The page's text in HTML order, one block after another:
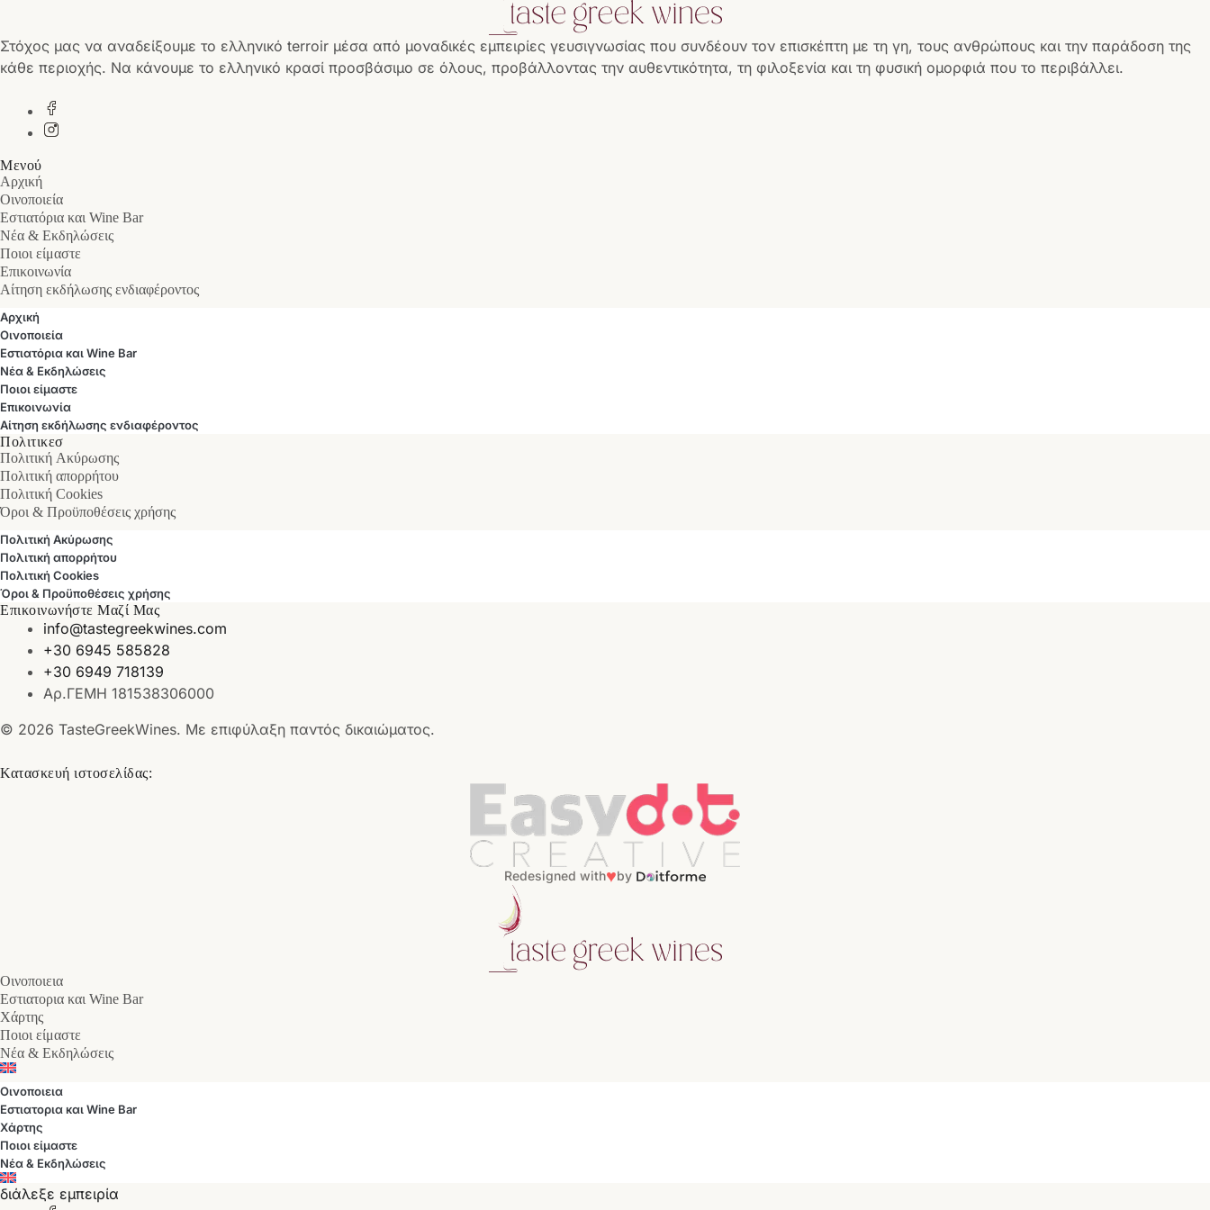
Στόχος μας να αναδείξουμε το ελληνικό terroir μέσα από μοναδικές εμπειρίες γευσιγνωσίας που συνδέουν τον επισκέπτη με τη γη, τους ανθρώπους και την παράδοση της
κάθε περιοχής. Να κάνουμε το ελληνικό κρασί προσβάσιμο σε όλους, προβάλλοντας την αυθεντικότητα, τη φιλοξενία και τη φυσική ομορφιά που το περιβάλλει.
Μενού
Αρχική
Οινοποιεία
Εστιατόρια και Wine Bar
Νέα & Εκδηλώσεις
Ποιοι είμαστε
Επικοινωνία
Αίτηση εκδήλωσης ενδιαφέροντος
Αρχική
Οινοποιεία
Εστιατόρια και Wine Bar
Νέα & Εκδηλώσεις
Ποιοι είμαστε
Επικοινωνία
Αίτηση εκδήλωσης ενδιαφέροντος
Πολιτικεσ
Πολιτική Ακύρωσης
Πολιτική απορρήτου
Πολιτική Cookies
Όροι & Προϋποθέσεις χρήσης
Πολιτική Ακύρωσης
Πολιτική απορρήτου
Πολιτική Cookies
Όροι & Προϋποθέσεις χρήσης
Επικοινωνήστε Μαζί Μας
info@tastegreekwines.com
+30 6945 585828
+30 6949 718139
Αρ.ΓΕΜΗ 181538306000
© 2026 TasteGreekWines. Με επιφύλαξη παντός δικαιώματος.
Κατασκευή ιστοσελίδας:
Redesigned with♥by
Οινοποιεια
Εστιατορια και Wine Bar
Χάρτης
Ποιοι είμαστε
Νέα & Εκδηλώσεις
Οινοποιεια
Εστιατορια και Wine Bar
Χάρτης
Ποιοι είμαστε
Νέα & Εκδηλώσεις
διάλεξε εμπειρία